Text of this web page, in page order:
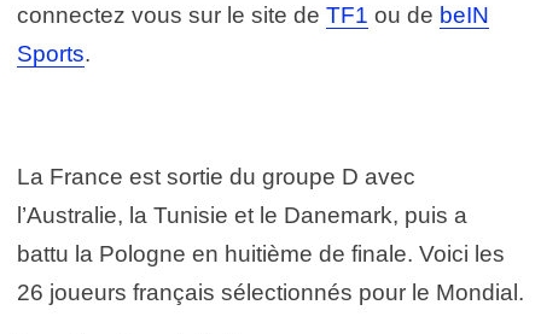
connectez vous sur le site de TF1 ou de beIN
Sports.
La France est sortie du groupe D avec
l’Australie, la Tunisie et le Danemark, puis a
battu la Pologne en huitième de finale. Voici les
26 joueurs français sélectionnés pour le Mondial.